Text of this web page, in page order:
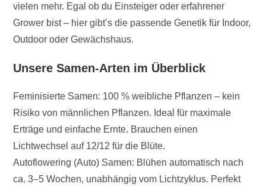
vielen mehr. Egal ob du Einsteiger oder erfahrener
Grower bist – hier gibt’s die passende Genetik für Indoor,
Outdoor oder Gewächshaus.
Unsere Samen-Arten im Überblick
Feminisierte Samen: 100 % weibliche Pflanzen – kein
Risiko von männlichen Pflanzen. Ideal für maximale
Erträge und einfache Ernte. Brauchen einen
Lichtwechsel auf 12/12 für die Blüte.
Autoflowering (Auto) Samen: Blühen automatisch nach
ca. 3–5 Wochen, unabhängig vom Lichtzyklus. Perfekt